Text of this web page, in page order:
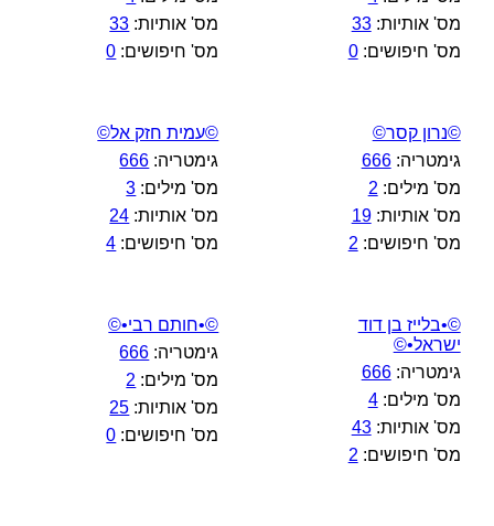
מס' אותיות:33
מס' חיפושים:0
מס' אותיות: 33
מס' חיפושים: 0
©נרון קסר©
גימטריה:666
מס' מילים: 2
מס' אותיות:19
מס' חיפושים: 2
©עמית חזק אל©
גימטריה: 666
מס' מילים: 3
מס' אותיות: 24
מס' חיפושים: 4
©•בלייז בן דוד
ישראל•©
גימטריה:666
מס' מילים:4
מס' אותיות:43
מס' חיפושים: 2
©•חותם רבי•©
גימטריה: 666
מס' מילים: 2
מס' אותיות: 25
מס' חיפושים: 0